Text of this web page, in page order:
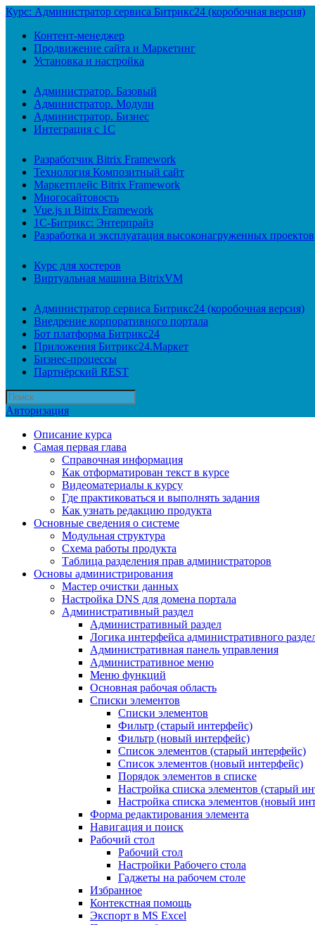
Курс: Администратор сервиса Битрикс24 (коробочная версия)
Контент-менеджер
Продвижение сайта и Маркетинг
Установка и настройка
Администратор. Базовый
Администратор. Модули
Администратор. Бизнес
Интеграция с 1С
Разработчик Bitrix Framework
Технология Композитный сайт
Маркетплейс Bitrix Framework
Многосайтовость
Vue.js и Bitrix Framework
1С-Битрикс: Энтерпрайз
Разработка и эксплуатация высоконагруженных проектов
Курс для хостеров
Виртуальная машина BitrixVM
Администратор сервиса Битрикс24 (коробочная версия)
Внедрение корпоративного портала
Бот платформа Битрикс24
Приложения Битрикс24.Маркет
Бизнес-процессы
Партнёрский REST
Авторизация
Описание курса
Самая первая глава
Справочная информация
Как отформатирован текст в курсе
Видеоматериалы к курсу
Где практиковаться и выполнять задания
Как узнать редакцию продукта
Основные сведения о системе
Модульная структура
Схема работы продукта
Таблица разделения прав администраторов
Основы администрирования
Мастер очистки данных
Настройка DNS для домена портала
Административный раздел
Административный раздел
Логика интерфейса административного
Административная панель управления
Административное меню
Меню функций
Основная рабочая область
Списки элементов
Списки элементов
Фильтр (старый интерфейс)
Фильтр (новый интерфейс)
Список элементов (старый интерфейс)
Список элементов (новый интерфейс)
Порядок элементов в списке
Настройка списка элементов (старый
Настройка списка элементов (новый
Форма редактирования элемента
Навигация и поиск
Рабочий стол
Рабочий стол
Настройки Рабочего стола
Гаджеты на рабочем столе
Избранное
Контекстная помощь
Экспорт в MS Excel